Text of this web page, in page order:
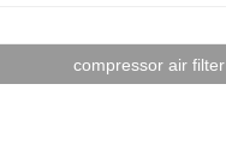
compressor air filter